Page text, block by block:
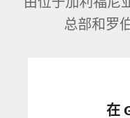
总部和罗
在